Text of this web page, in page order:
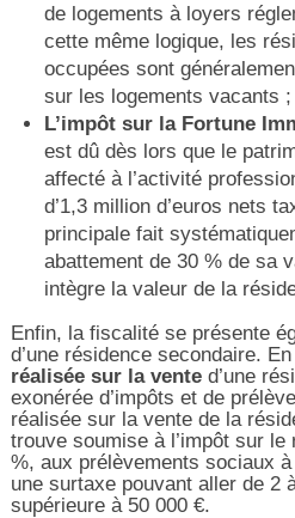
de logements à loyers
cette même logique, les
occupées sont
sur les logements vacants ;
L’impôt sur la Fortune
est dû dès lors que le
affecté à l’activité
d’1,3 million d’euros nets
principale fait
abattement de 30 % de sa
intègre la valeur de la
Enfin, la fiscalité se présente
d’une résidence secondaire.
réalisée sur la vented’une
exonérée d’impôts et de
réalisée sur la vente de la
trouve soumise à l’impôt sur le
%, aux prélèvements sociaux
une surtaxe pouvant aller de 2
supérieure à 50 000 €.